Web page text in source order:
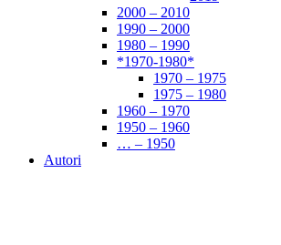
2000 – 2010
1990 – 2000
1980 – 1990
*1970-1980*
1970 – 1975
1975 – 1980
1960 – 1970
1950 – 1960
… – 1950
Autori